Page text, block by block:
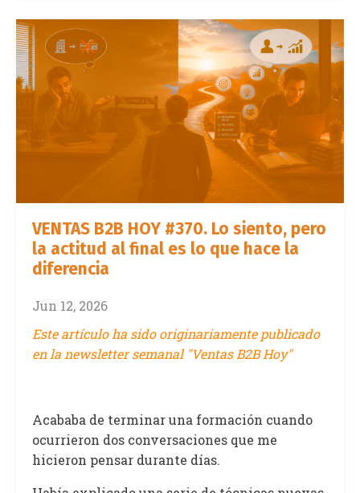
VENTAS B2B HOY #370. Lo siento, pero
la actitud al final es lo que hace la
diferencia
Jun 12, 2026
Este artículo ha sido originariamente publicado
en la newsletter semanal "Ventas B2B Hoy"
Acababa de terminar una formación cuando
ocurrieron dos conversaciones que me
hicieron pensar durante días.